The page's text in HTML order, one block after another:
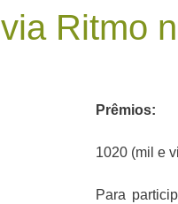
Ritmo
Prêmios:
1020 (mil e
Para